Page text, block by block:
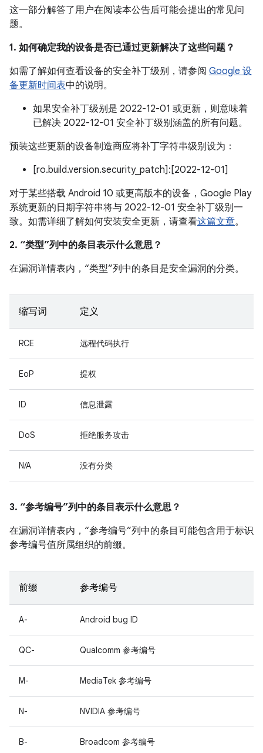
这一部分解答了用户在阅读本公告后可能会提出的常见问
题。
1. 如何确定我的设备是否已通过更新解决了这些问题？
如需了解如何查看设备的安全补丁级别，请参阅 Google 设
备更新时间表中的说明。
如果安全补丁级别是 2022-12-01 或更新，则意味着
已解决 2022-12-01 安全补丁级别涵盖的所有问题。
预装这些更新的设备制造商应将补丁字符串级别设为：
[ro.build.version.security_patch]:[2022-12-01]
对于某些搭载 Android 10 或更高版本的设备，Google Play
系统更新的日期字符串将与 2022-12-01 安全补丁级别一
致。如需详细了解如何安装安全更新，请查看这篇文章。
2. “类型”列中的条目表示什么意思？
在漏洞详情表内，“类型”列中的条目是安全漏洞的分类。
缩写词 定义
RCE 远程代码执行
EoP 提权
ID 信息泄露
DoS 拒绝服务攻击
N/A 没有分类
3. “参考编号”列中的条目表示什么意思？
在漏洞详情表内，“参考编号”列中的条目可能包含用于标识
参考编号值所属组织的前缀。
前缀 参考编号
A- Android bug ID
QC- Qualcomm 参考编号
M- MediaTek 参考编号
N- NVIDIA 参考编号
B- Broadcom 参考编号